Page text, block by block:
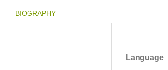
BIOGRAPHY
Language